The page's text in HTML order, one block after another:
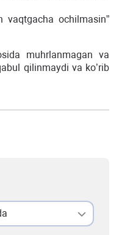
vaqtgacha ochilmasin”
muhrlanmagan va
qilinmaydi va ko’rib